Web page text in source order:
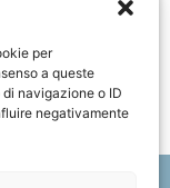
per
a queste
navigazione o ID
negativamente